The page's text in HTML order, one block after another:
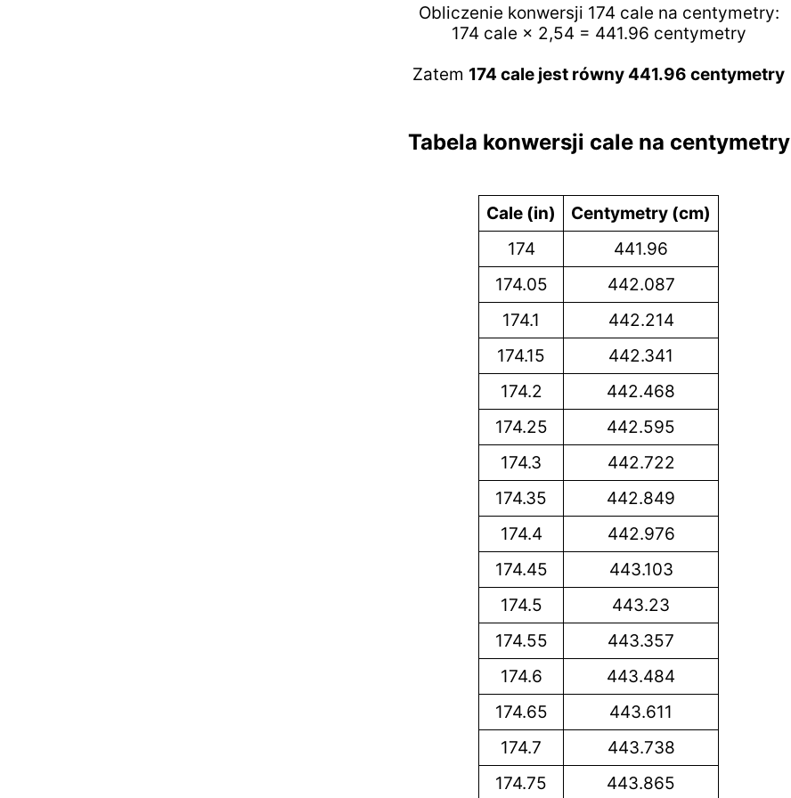
Obliczenie konwersji 174 cale na centymetry:
174 cale × 2,54 = 441.96 centymetry
Zatem 174 cale jest równy 441.96 centymetry
Tabela konwersji cale na centymetry
Cale (in)
Centymetry (cm)
174
441.96
174.05
442.087
174.1
442.214
174.15
442.341
174.2
442.468
174.25
442.595
174.3
442.722
174.35
442.849
174.4
442.976
174.45
443.103
174.5
443.23
174.55
443.357
174.6
443.484
174.65
443.611
174.7
443.738
174.75
443.865